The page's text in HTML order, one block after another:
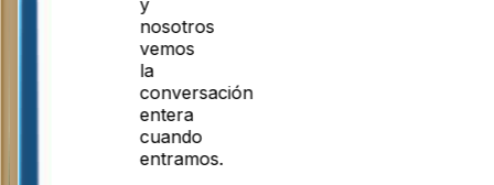
nosotros
vemos
la
conversación
entera
cuando
entramos.